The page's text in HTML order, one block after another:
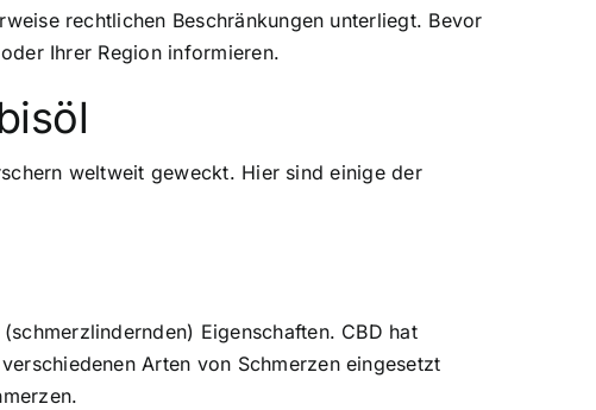
rechtlichen Beschränkungen unterliegt. Bevor
Ihrer Region informieren.
weltweit geweckt. Hier sind einige der
Eigenschaften. CBD hat
Arten von Schmerzen eingesetzt